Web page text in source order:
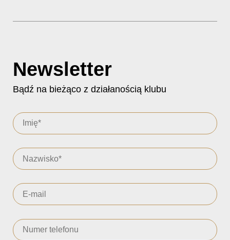
Newsletter
Bądź na bieżąco z działanością klubu